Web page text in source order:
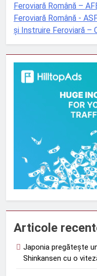
Feroviară Română –
Feroviară Română -
şi Instruire Feroviară –
Articole
Japonia pregătește
Shinkansen cu o